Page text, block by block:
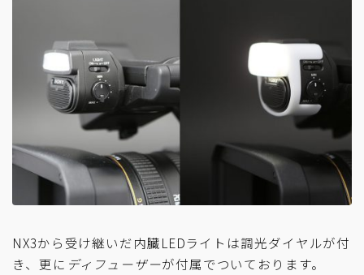
NX3から受け継いだ内臓LEDライトは調光ダイヤルが付
き、更に ディフューザーが付属でついております。